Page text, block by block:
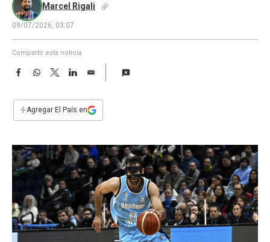
Marcel Rigali
09/07/2026, 03:07
Compartir esta noticia
F
e
b
k
W
s
p
T
w
t
L
n
E
i
l
+Agregar El País en